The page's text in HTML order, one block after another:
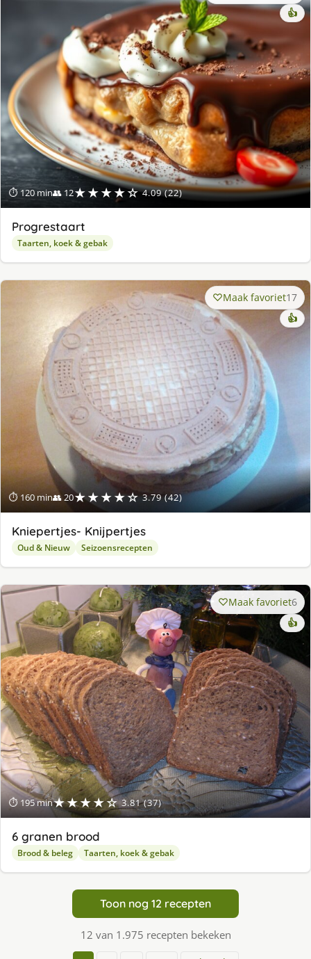
⏱ 120 min👥 12★★★★☆ 4.09 (22)
👍
Progrestaart
Taarten, koek & gebak
⏱ 160 min👥 20★★★★☆ 3.79 (42)
Maak favoriet17
👍
Kniepertjes- Knijpertjes
Oud & Nieuw Seizoensrecepten
⏱ 195 min★★★★☆ 3.81 (37)
Maak favoriet6
👍
6 granen brood
Brood & beleg Taarten, koek & gebak
Toon nog 12 recepten
12 van 1.975 recepten bekeken